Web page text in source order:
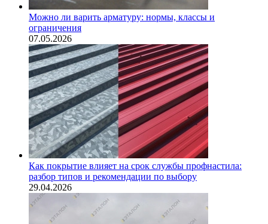
Можно ли варить арматуру: нормы, классы и
ограничения
07.05.2026
Как покрытие влияет на срок службы профнастила:
разбор типов и рекомендации по выбору
29.04.2026